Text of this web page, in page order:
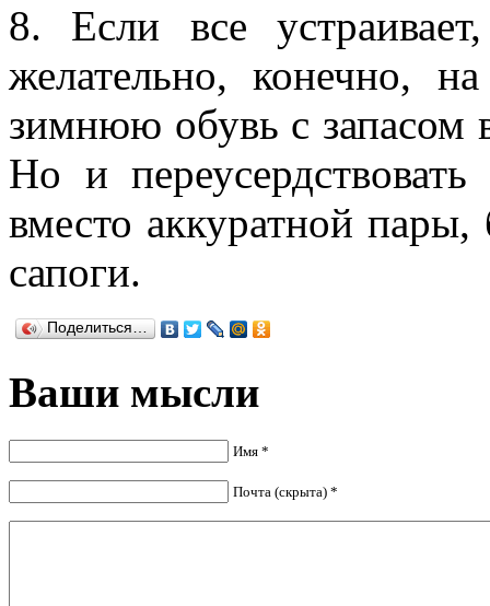
8. Если все
желательно, конечно,
зимнюю обувь с запасом
Но и
вместо аккуратной
сапоги.
Поделиться…
Ваши мысли
Имя *
Почта (скрыта) *